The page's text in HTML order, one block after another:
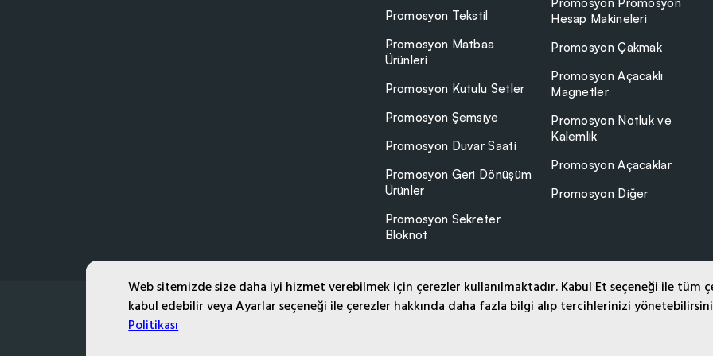
Web sitemizde size daha iyi hizmet verebilmek için çerezler kullanılmaktadır. Kabul Et seçeneği ile tüm
kabul edebilir veya Ayarlar seçeneği ile çerezler hakkında daha fazla bilgi alıp tercihlerinizi
Politikası
Promosyon Tekstil
Promosyon Matbaa
Ürünleri
Promosyon Kutulu Setler
Promosyon Şemsiye
Promosyon Duvar Saati
Promosyon Geri Dönüşüm
Ürünler
Promosyon Sekreter
Bloknot
Promosyon Promosyon
Hesap Makineleri
Promosyon Çakmak
Promosyon Açacaklı
Magnetler
Promosyon Notluk ve
Kalemlik
Promosyon Açacaklar
Promosyon Diğer
© 2026,